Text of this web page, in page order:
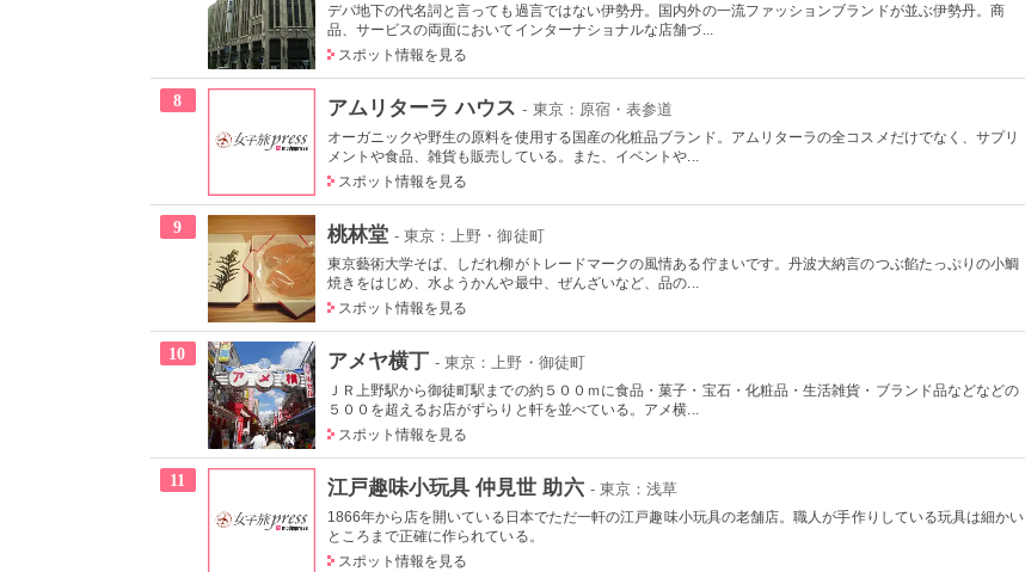
デパ地下の代名詞と言っても過言ではない伊勢丹。国内外の一流ファッションブランドが並ぶ伊勢丹。商
品、サービスの両面においてインターナショナルな店舗づ...
スポット情報を見る
8 アムリターラ ハウス - 東京：原宿・表参道
オーガニックや野生の原料を使用する国産の化粧品ブランド。アムリターラの全コスメだけでなく、サプリ
メントや食品、雑貨も販売している。また、イベントや...
スポット情報を見る
9 桃林堂 - 東京：上野・御徒町
東京藝術大学そば、しだれ柳がトレードマークの風情ある佇まいです。丹波大納言のつぶ餡たっぷりの小鯛
焼きをはじめ、水ようかんや最中、ぜんざいなど、品の...
スポット情報を見る
10 アメヤ横丁 - 東京：上野・御徒町
ＪＲ上野駅から御徒町駅までの約５００ｍに食品・菓子・宝石・化粧品・生活雑貨・ブランド品などなどの
５００を超えるお店がずらりと軒を並べている。アメ横...
スポット情報を見る
11 江戸趣味小玩具 仲見世 助六 - 東京：浅草
1866年から店を開いている日本でただ一軒の江戸趣味小玩具の老舗店。職人が手作りしている玩具は細かい
ところまで正確に作られている。
スポット情報を見る